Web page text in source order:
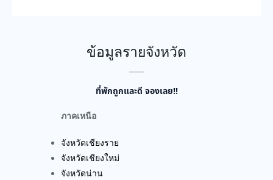
ข้อมูลรายจังหวัด
ที่พักถูกและดี จองเลย!!
ภาคเหนือ
จังหวัดเชียงราย
จังหวัดเชียงใหม่
จังหวัดน่าน